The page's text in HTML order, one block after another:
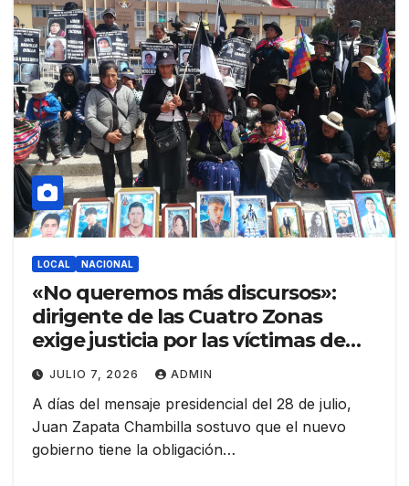
LOCAL NACIONAL
«No queremos más discursos»:
dirigente de las Cuatro Zonas
exige justicia por las víctimas de
enero y reclama obras para una
Juliaca olvidada
JULIO 7, 2026 ADMIN
A días del mensaje presidencial del 28 de julio,
Juan Zapata Chambilla sostuvo que el nuevo
gobierno tiene la obligación…